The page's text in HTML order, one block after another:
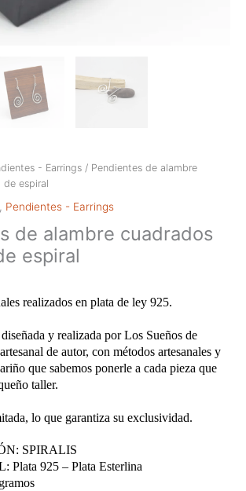
- Earrings / Pendientes de alambre
de espiral
Pendientes - Earrings
de alambre cuadrados
espiral
realizados en plata de ley 925.
y realizada por Los Sueños de
de autor, con métodos artesanales y
que sabemos ponerle a cada pieza que
taller.
lo que garantiza su exclusividad.
SPIRALIS
Plata 925 – Plata Esterlina